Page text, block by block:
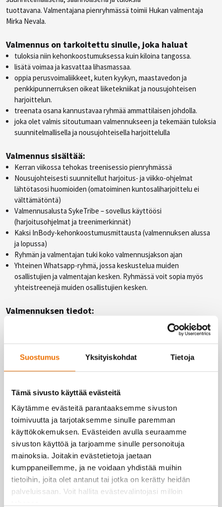
Suostumus Yksityiskohdat Tietoja
Tämä sivusto käyttää evästeitä
Käytämme evästeitä parantaaksemme sivuston
toimivuutta ja tarjotaksemme sinulle paremman
käyttökokemuksen. Evästeiden avulla seuraamme
sivuston käyttöä ja tarjoamme sinulle personoituja
mainoksia. Joitakin evästetietoja jaetaan
kumppaneillemme, ja ne voidaan yhdistää muihin
tietoihin, joita olet antanut tai jotka on kerätty heidän
palveluissaan. Voit hallita evästevalintojasi milloin
tuottavana. Valmentajana pienryhmässä toimii Hukan valmentaja
Mirka Nevala.
Valmennus on tarkoitettu sinulle, joka haluat
tuloksia niin kehonkoostumuksessa kuin kiloina tangossa.
lisätä voimaa ja kasvattaa lihasmassaa.
oppia perusvoimaliikkeet, kuten kyykyn, maastavedon ja
penkkipunnerruksen oikeat liiketekniikat ja nousujohteisen
harjoittelun.
treenata osana kannustavaa ryhmää ammattilaisen johdolla.
joka olet valmis sitoutumaan valmennukseen ja tekemään tuloksia
suunnitelmallisella ja nousujohteisella harjoittelulla
Valmennus sisältää:
Kerran viikossa tehokas treenisessio pienryhmässä
Nousujohteisesti suunnitellut harjoitus- ja viikko-ohjelmat
lähtötasosi huomioiden (omatoiminen kuntosaliharjoittelu ei
välttämätöntä)
Valmennusalusta SykeTribe – sovellus käyttöösi
(harjoitusohjelmat ja treenimerkinnät)
Kaksi InBody-kehonkoostumusmittausta (valmennuksen alussa
ja lopussa)
Ryhmän ja valmentajan tuki koko valmennusjakson ajan
Yhteinen Whatsapp-ryhmä, jossa keskustelua muiden
osallistujien ja valmentajan kesken. Ryhmässä voit sopia myös
yhteistreenejä muiden osallistujien kesken.
Valmennuksen tiedot:
hukka.net, puh. 050
Kesto:12 viikkoa / 3kk (12 tapaamista)
Ajankohta:11.1.–29.3.2023
Edellytykset osallistumiselle: Perustoimintakykyisyys, ei
merkittäviä tuki- ja liikuntaelinsairauksia. Kokemusta
kuntosalioharjoittelusta.
Hinta:99 €/kk, (yhteensä 297 €), valmennukseen osallistuminen
ei edellytä Liikuntakeskus Hukan jäsenyyttä.
Mirka Nevala